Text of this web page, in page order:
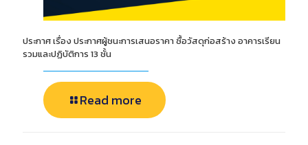
ประกาศ เรื่อง ประกาศผู้ชนะการเสนอราคา ซื้อวัสดุก่อสร้าง อาคารเรียน
รวมและปฏิบัติการ 13 ชั้น
Read more